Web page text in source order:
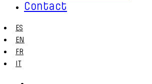
Contact
ES
EN
FR
IT